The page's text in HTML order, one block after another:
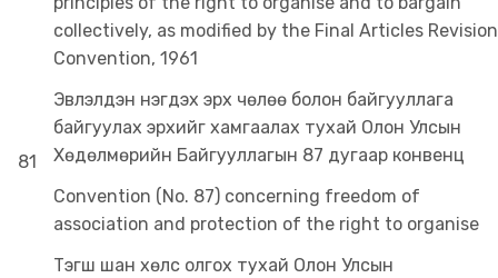
collectively, as modified by the Final Articles Revision
Convention, 1961
81
Эвлэлдэн нэгдэх эрх чөлөө болон байгууллага
байгуулах эрхийг хамгаалах тухай Олон Улсын
Хөдөлмөрийн Байгууллагын 87 дугаар конвенц
Convention (No. 87) concerning freedom of
association and protection of the right to organise
Тэгш шан хөлс олгох тухай Олон Улсын